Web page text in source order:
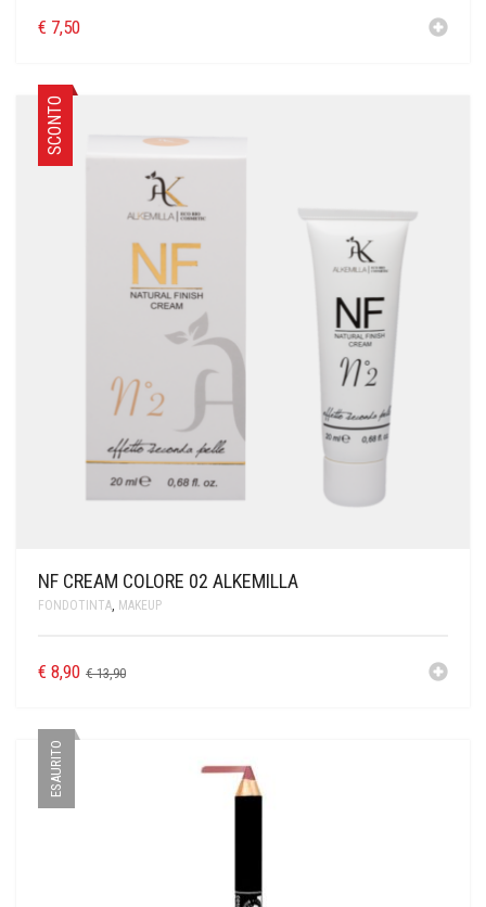
€ 7,50
SCONTO
NF CREAM COLORE 02 ALKEMILLA
FONDOTINTA, MAKEUP
€13,90
€ 8,90
ESAURITO